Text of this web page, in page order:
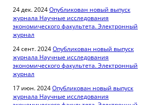
24 дек. 2024Опубликован новый выпуск
журнала Научные исследования
экономического факультета. Электронный
журнал
24 сент. 2024Опубликован новый выпуск
журнала Научные исследования
экономического факультета. Электронный
журнал
17 июн. 2024Опубликован новый выпуск
журнала Научные исследования